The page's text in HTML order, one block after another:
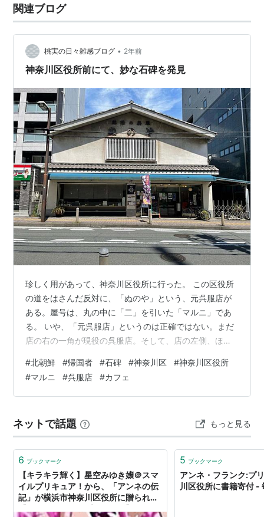
関連ブログ
桃実の日々雑感ブログ • 2年前
神奈川区役所前にて、妙な石碑を発見
珍しく用があって、神奈川区役所に行った。 この区役所
の道をはさんだ反対に、「ぬのや」という、元呉服店が
ある。屋号は、丸の中に「二」を引いた「マルニ」であ
る。 いや、「元呉服店」というのは正確ではない。まだ
店の右の一角が現役の呉服店。そして、店の左側、ほぼ
カフェになっている。呉服店の息子さんがカフェに改修
したようだ。 ランチタイムにしか行ったことがないのだ
が、何を食べても美味しくて、センスも抜群。お値段も
来ることがあれば（？）、いや、反町駅周辺に来ること
があれば、是非。夜もやっている。 さて、…
#北朝鮮 #帰国者 #石碑 #神奈川区 #神奈川区役所
#マルニ #呉服店 #カフェ
ネットで話題 もっと見る
6 ブックマーク
【キラキラ輝く】星空みゆき嬢＠スマ
イルプリキュア！から、「アンネの伝
記」が横浜市神奈川区役所に贈られる
5 ブックマーク
アンネ・フランク:プ
川区役所に書籍寄付 -